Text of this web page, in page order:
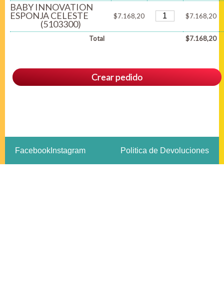
BABY INNOVATION
ESPONJA CELESTE
(5103300)
$7.168,20 $7.168,20
Total $7.168,20
Crear pedido
Facebook Instagram Politica de Devoluciones